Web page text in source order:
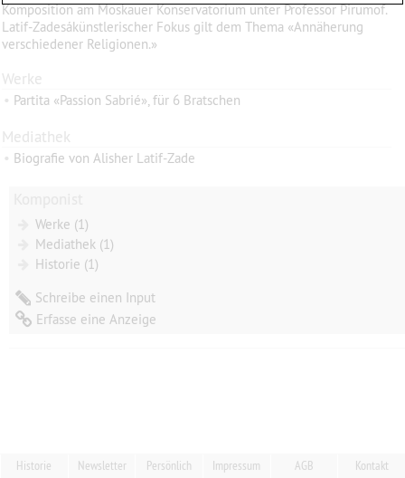
Komposition am Moskauer Konservatorium unter Professor Pirumof.
Latif-Zadesákünstlerischer Fokus gilt dem Thema «Annäherung
verschiedener Religionen.»
Werke
• Partita «Passion Sabrié», für 6 Bratschen
Mediathek
• Biografie von Alisher Latif-Zade
Werke (1)
Mediathek (1)
Historie (1)
Schreibe einen Input
Erfasse eine Anzeige
Historie Newsletter Persönlich Impressum AGB Kontakt